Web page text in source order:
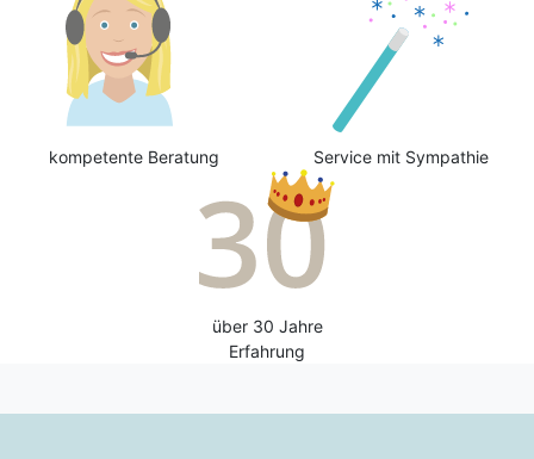
kompetente Beratung Service mit Sympathie
über 30 Jahre
Erfahrung